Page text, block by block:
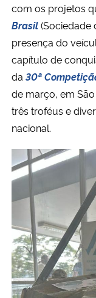
Ministério da Mulher, da
Secretaria-Geral
Secretaria de Governo
Gabinete de Segurança
Advocacia-Geral da União
Banco Central do Brasil
com os projetos
Brasil(Sociedade
presença do
capítulo de
da 30ª
de março, em
três troféus e
nacional.